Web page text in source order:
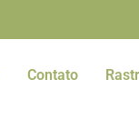
Contato